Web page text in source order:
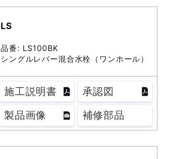
LS
品番: LS100BK
シングルレバー混合水栓（ワンホール）
施工説明書 承認図
製品画像 補修部品